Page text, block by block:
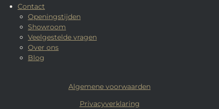
Contact
Openingstijden
Showroom
Veelgestelde vragen
Over ons
Blog
Algemene voorwaarden
Privacyverklaring